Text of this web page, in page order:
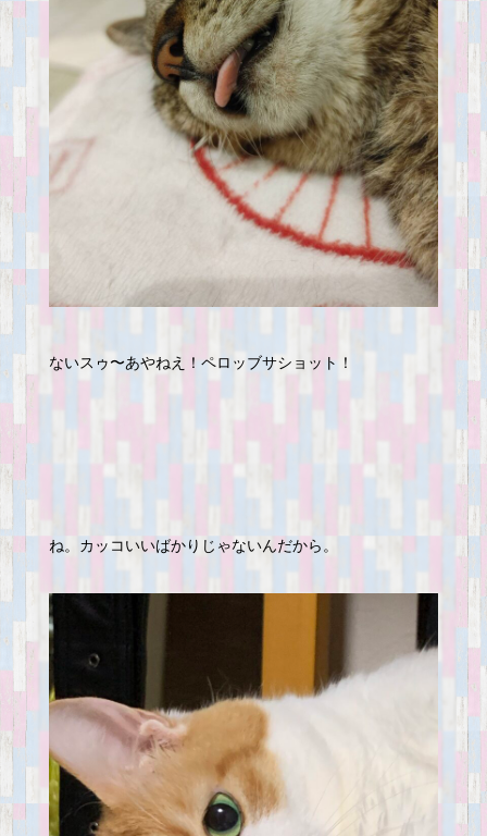
ないスゥ〜あやねえ！ペロッブサショット！
ね。カッコいいばかりじゃないんだから。